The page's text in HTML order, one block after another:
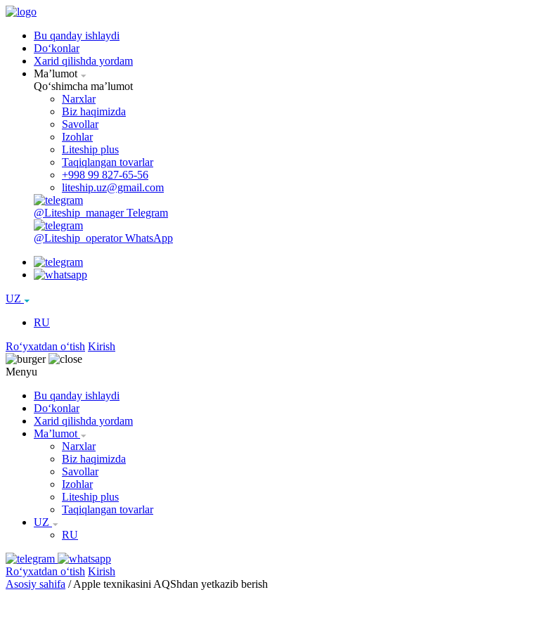
Bu qanday ishlaydi
Doʻkonlar
Xarid qilishda yordam
Maʼlumot
Qoʻshimcha maʼlumot
Narxlar
Biz haqimizda
Savollar
Izohlar
Liteship plus
Taqiqlangan tovarlar
+998 99 827-65-56
liteship.uz@gmail.com
@Liteship_manager Telegram
@Liteship_operator WhatsApp
UZ
RU
Roʻyxatdan oʻtish Kirish
Menyu
Bu qanday ishlaydi
Doʻkonlar
Xarid qilishda yordam
Maʼlumot
Narxlar
Biz haqimizda
Savollar
Izohlar
Liteship plus
Taqiqlangan tovarlar
UZ
RU
Roʻyxatdan oʻtish Kirish
Asosiy sahifa / Apple texnikasini AQShdan yetkazib berish